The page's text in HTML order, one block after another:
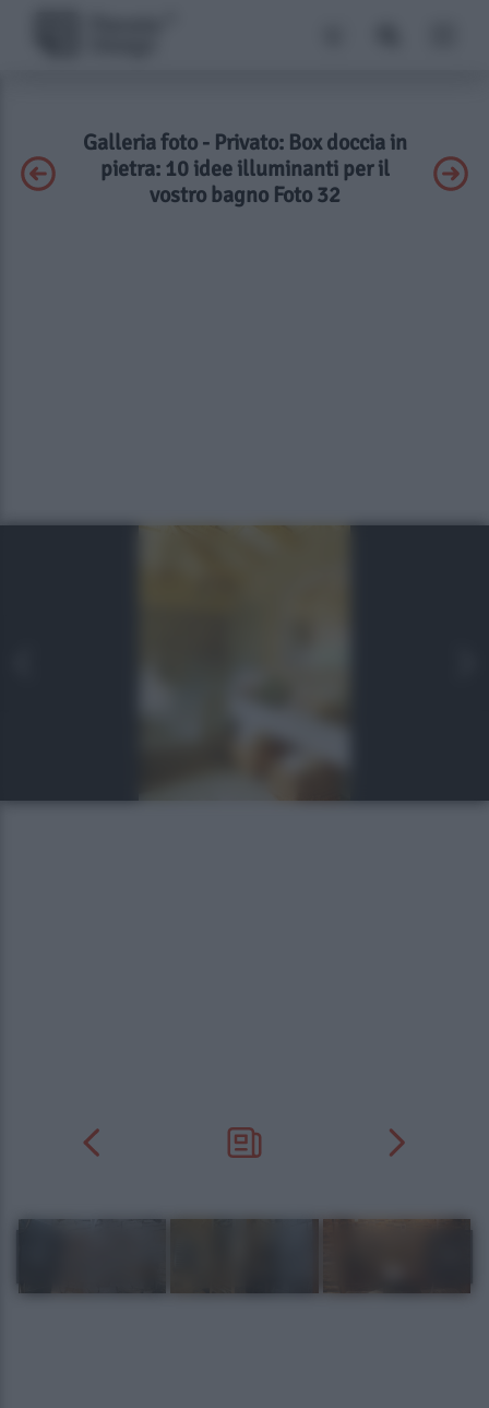
Galleria foto - Privato: Box doccia in
pietra: 10 idee illuminanti per il
vostro bagno Foto 32